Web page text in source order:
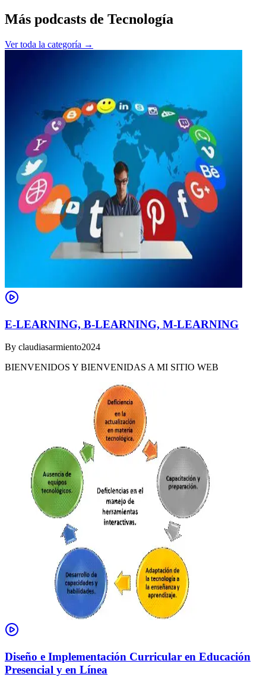
Más podcasts de Tecnología
Ver toda la categoría →
E-LEARNING, B-LEARNING, M-LEARNING
By claudiasarmiento2024
BIENVENIDOS Y BIENVENIDAS A MI SITIO WEB
Diseño e Implementación Curricular en Educación
Presencial y en Línea